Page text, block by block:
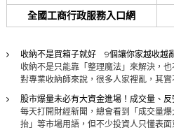
全國工商行政服務入口網
收納不是買箱子就好 9個讓你家越收越
收納不是只能靠「整理魔法」來解決，
對專業收納師來說，很多人家裡亂，其
股市爆量未必有大資金進場！成交量、
每天打開財經新聞，總會看到「成交量
抬」等市場用語，但不少投資人只懂表